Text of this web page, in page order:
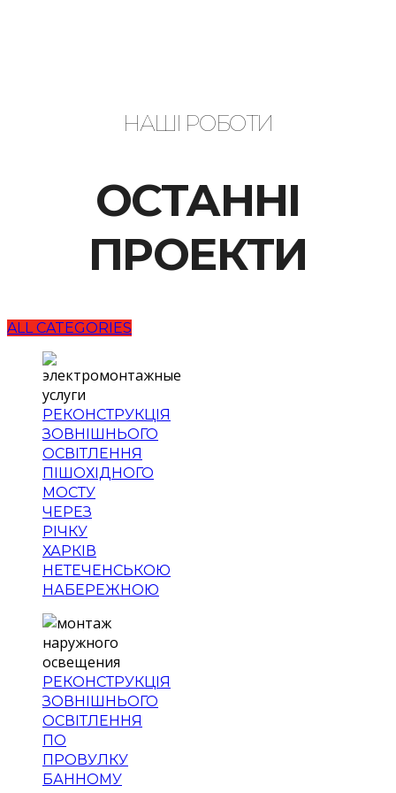
НАШІ РОБОТИ
ОСТАННІ
ПРОЕКТИ
ALL CATEGORIES
РЕКОНСТРУКЦІЯ
ЗОВНІШНЬОГО
ОСВІТЛЕННЯ
ПІШОХІДНОГО
МОСТУ
ЧЕРЕЗ
РІЧКУ
ХАРКІВ
НЕТЕЧЕНСЬКОЮ
НАБЕРЕЖНОЮ
РЕКОНСТРУКЦІЯ
ЗОВНІШНЬОГО
ОСВІТЛЕННЯ
ПО
ПРОВУЛКУ
БАННОМУ